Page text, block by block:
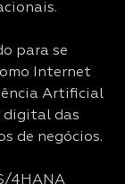
para se
Internet
Artificial
digital das
de negócios.
4HANA